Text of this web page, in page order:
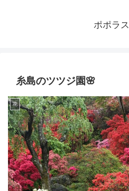
ポポラス
糸島のツツジ園🌸
花